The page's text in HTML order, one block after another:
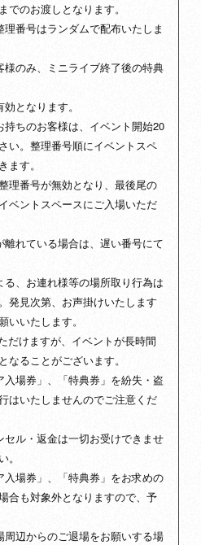
でのお渡しとなります。
番号はランダムで配布いたしま
のみ、ミニライブ終了後の特典
となります。
ちのお客様は、イベント開始20
い。整理番号順にイベントスペ
ます。
理番号が無効となり、最後尾の
ベントスペースにご入場いただ
れている場合は、遅い番号にて
、お連れ様等の場所取り行為は
発見次第、お声掛けいたします
いいたします。
だけますが、イベントが長時間
なることがございます。
場券」、「特典券」を紛失・盗
はいたしませんのでご注意くだ
ル・返金は一切お受けできませ
場券」、「特典券」をお求めの
合も対象外となりますので、予
辺からのご退場をお願いする場